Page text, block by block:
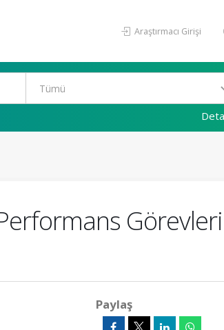
Araştırmacı Girişi
Paylaş